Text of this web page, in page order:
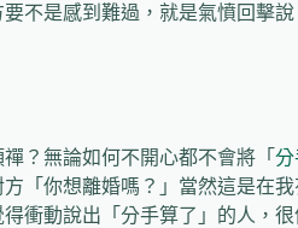
不是感到難過，就是氣憤回擊
？無論如何不開心都不會將「 分
「你想離婚嗎？」當然這是在
衝動說出「分手算了」的人，